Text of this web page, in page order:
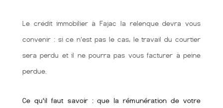
Le crédit immobilier à Fajac la relenque devra vous
convenir : si ce n’est pas le cas, le travail du courtier
sera perdu et il ne pourra pas vous facturer à peine
perdue.
Ce qu'il faut savoir : que la rémunération de votre